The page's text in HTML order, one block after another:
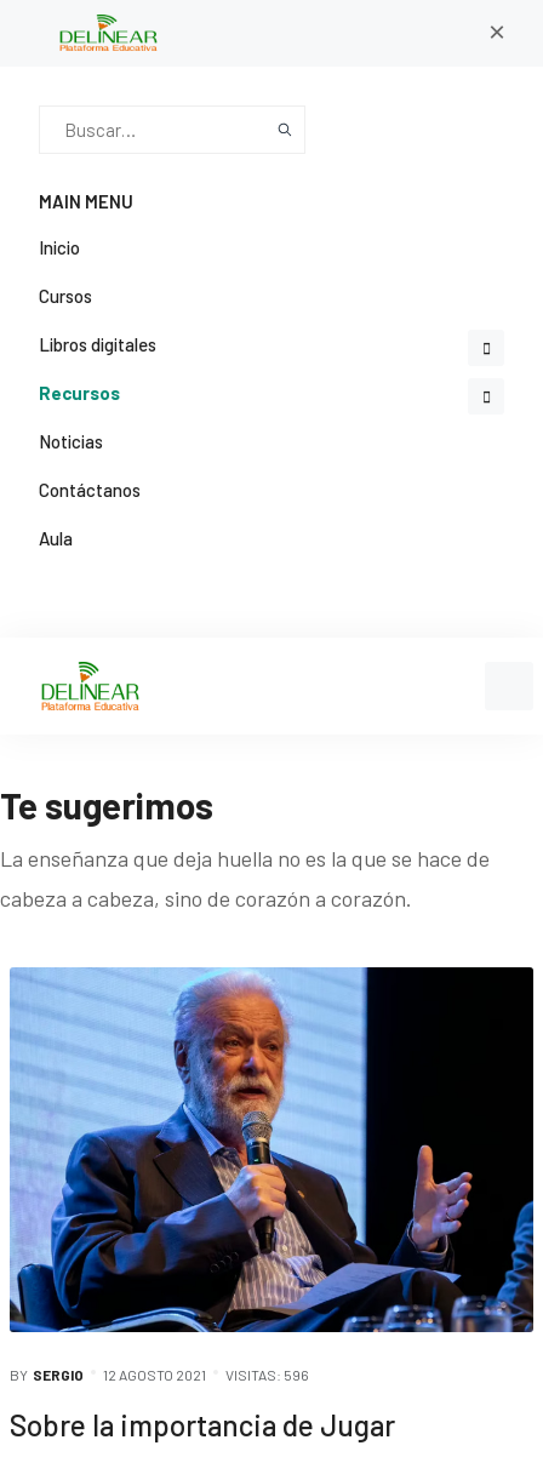
×
MAIN MENU
Inicio
Cursos
Libros digitales
Recursos
Noticias
Contáctanos
Aula
Te sugerimos
La enseñanza que deja huella no es la que se hace de
cabeza a cabeza, sino de corazón a corazón.
BY SERGIO 12 AGOSTO 2021 VISITAS: 596
Sobre la importancia de Jugar